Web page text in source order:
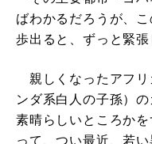
ばわかるだろうが、
歩出ると、ずっと緊張
親しくなったアフリ
ンダ系白人の子孫）
素晴らしいところか
って、つい最近、若